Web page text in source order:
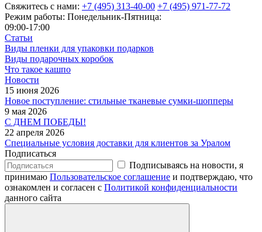
Свяжитесь с нами: +7 (495) 313-40-00 +7 (495) 971-77-72
Режим работы: Понедельник-Пятница:
09:00-17:00
Статьи
Виды пленки для упаковки подарков
Виды подарочных коробок
Что такое кашпо
Новости
15 июня 2026
Новое поступление: стильные тканевые сумки-шопперы
9 мая 2026
С ДНЕМ ПОБЕДЫ!
22 апреля 2026
Специальные условия доставки для клиентов за Уралом
Подписаться
Подписываясь на новости, я
принимаю Пользовательское соглашение и подтверждаю, что
ознакомлен и согласен с Политикой конфиденциальности
данного сайта